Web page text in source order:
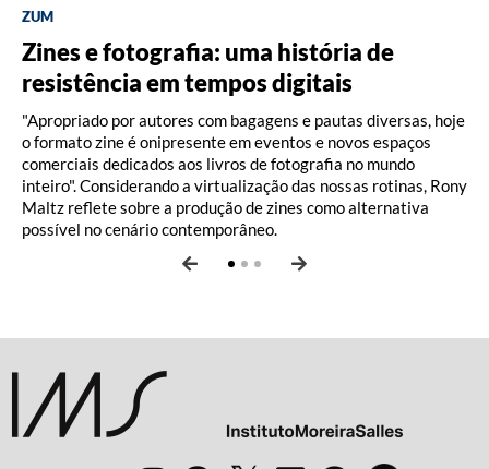
ZUM
Zines e fotografia: uma história de
resistência em tempos digitais
"Apropriado por autores com bagagens e pautas diversas, hoje
o formato zine é onipresente em eventos e novos espaços
comerciais dedicados aos livros de fotografia no mundo
inteiro". Considerando a virtualização das nossas rotinas, Rony
Maltz reflete sobre a produção de zines como alternativa
possível no cenário contemporâneo.
DISCOGRAFIA BRASILEIRA
Do Pajeú a Hollywood: 100 anos de
Moacir Santos, por Pedro Paulo Malta
RÁDIO BATUTA
Ney ao vivo, muito vivo, com Luiz
Fernando Vianna